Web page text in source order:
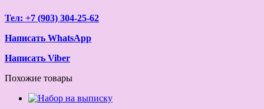
Тел: +7 (903) 304-25-62
Написать WhatsApp
Написать Viber
Похожие товары